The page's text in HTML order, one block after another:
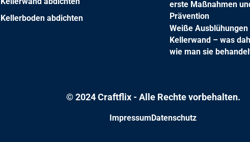
Kellerboden abdichten
erste Maßnahmen
Prävention
Weiße Ausblühungen
Kellerwand – was
wie man sie
© 2024 Craftflix - Alle Rechte vorbehalten.
ImpressumDatenschutz